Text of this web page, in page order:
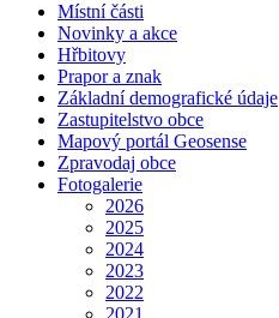
Místní části
Novinky a akce
Hřbitovy
Prapor a znak
Základní demografické údaje
Zastupitelstvo obce
Mapový portál Geosense
Zpravodaj obce
Fotogalerie
2026
2025
2024
2023
2022